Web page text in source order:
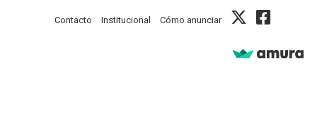
Contacto Institucional Cómo anunciar